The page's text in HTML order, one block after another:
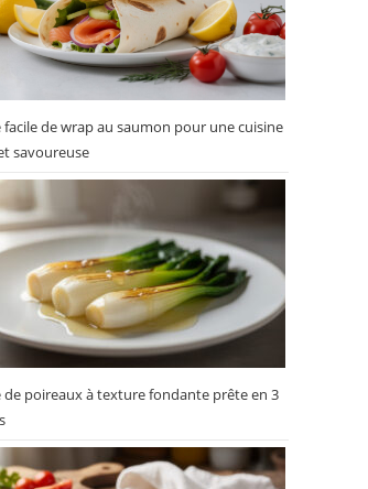
facile de wrap au saumon pour une cuisine
savoureuse
de poireaux à texture fondante prête en 3